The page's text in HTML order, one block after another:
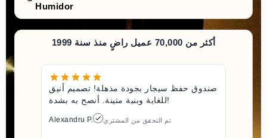
Humidor
أكثر من 70,000 عميل راضٍ منذ سنة 1999
صندوق حفظ سيجار بجودة مذهلة! تصميم أنيق
للغاية وبنية متينة. أنصح به بشدة!
Alexandru P. تم التحقق من المشتري